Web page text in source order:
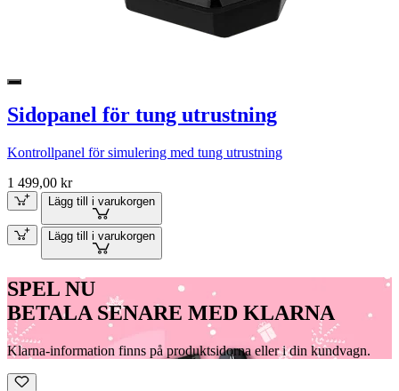
Sidopanel för tung utrustning
Kontrollpanel för simulering med tung utrustning
1 499,00 kr
Lägg till i varukorgen
Lägg till i varukorgen
SPEL NU
BETALA SENARE MED KLARNA
Klarna-information finns på produktsidorna eller i din kundvagn.